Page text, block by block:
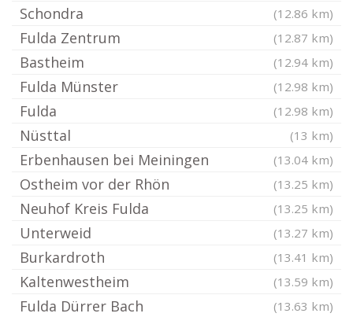
Schondra (12.86 km)
Fulda Zentrum (12.87 km)
Bastheim (12.94 km)
Fulda Münster (12.98 km)
Fulda (12.98 km)
Nüsttal (13 km)
Erbenhausen bei Meiningen (13.04 km)
Ostheim vor der Rhön (13.25 km)
Neuhof Kreis Fulda (13.25 km)
Unterweid (13.27 km)
Burkardroth (13.41 km)
Kaltenwestheim (13.59 km)
Fulda Dürrer Bach (13.63 km)